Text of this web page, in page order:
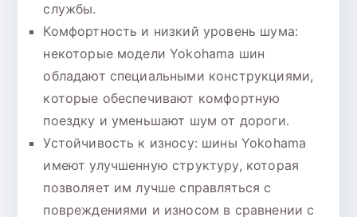
службы.
Комфортность и низкий уровень шума:
некоторые модели Yokohama шин
обладают специальными конструкциями,
которые обеспечивают комфортную
поездку и уменьшают шум от дороги.
Устойчивость к износу: шины Yokohama
имеют улучшенную структуру, которая
позволяет им лучше справляться с
повреждениями и износом в сравнении с